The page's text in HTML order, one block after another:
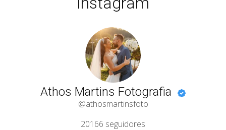
Athos Martins Fotografia
@athosmartinsfoto
20166 seguidores